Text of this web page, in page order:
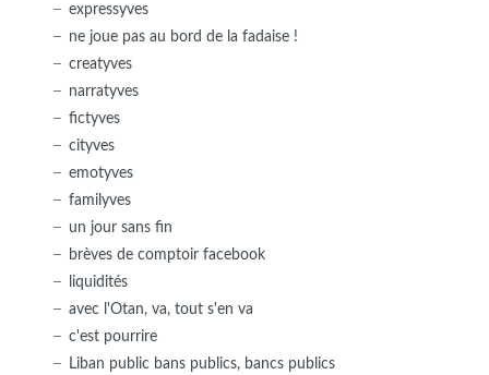
expressyves
ne joue pas au bord de la fadaise !
creatyves
narratyves
fictyves
cityves
emotyves
familyves
un jour sans fin
brèves de comptoir facebook
liquidités
avec l'Otan, va, tout s'en va
c'est pourrire
Liban public bans publics, bancs publics